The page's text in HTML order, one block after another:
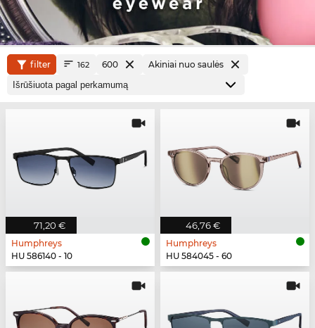
filter 162 600 Akiniai nuo saulės
71,20 €
Humphreys
HU 586140 - 10
46,76 €
Humphreys
HU 584045 - 60